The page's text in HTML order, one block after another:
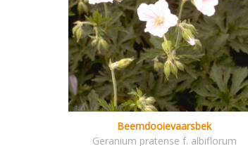
Beemdooievaarsbek
Geranium pratense f. albiflorum